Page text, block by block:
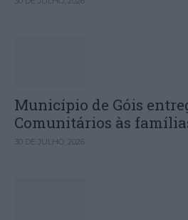
Município de Góis
Comunitários às
30 DE JULHO, 2026